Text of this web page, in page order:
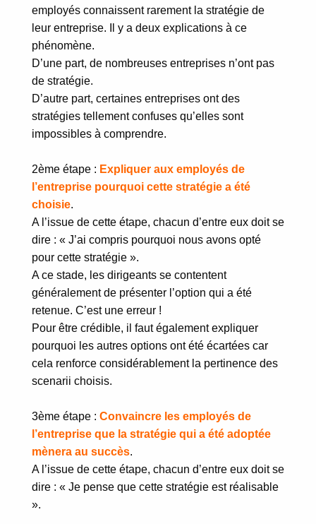
employés connaissent rarement la stratégie de
leur entreprise. Il
y a deux explications à ce
phénomène.
D’une part, de nombreuses entreprises n’ont pas
de stratégie.
D’autre part, certaines entreprises ont des
stratégies tellement confuses qu’elles sont
impossibles à comprendre.
2ème étape : Expliquer aux employés de
l’entreprise pourquoi cette stratégie a été
choisie.
A l’issue de cette étape, chacun d’entre eux doit se
dire : « J’ai compris pourquoi nous avons opté
pour cette stratégie ».
A ce stade, les dirigeants se contentent
généralement de présenter l’option qui a été
retenue. C’est une erreur !
Pour être crédible, il faut également expliquer
pourquoi les autres options ont été écartées car
cela renforce considérablement la pertinence des
scenarii choisis.
3ème étape : Convaincre les employés de
l’entreprise que la stratégie qui a été adoptée
mènera au succès.
A l’issue de cette étape, chacun d’entre eux doit se
dire : « Je pense que cette stratégie est réalisable
».